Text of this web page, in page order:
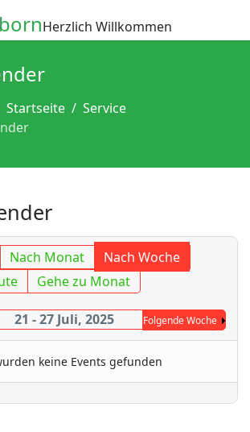
Herzlich Willkommen
Startseite
Service
Nach Monat
Nach Woche
Gehe zu Monat
21 - 27 Juli, 2025 Folgende Woche
keine Events gefunden